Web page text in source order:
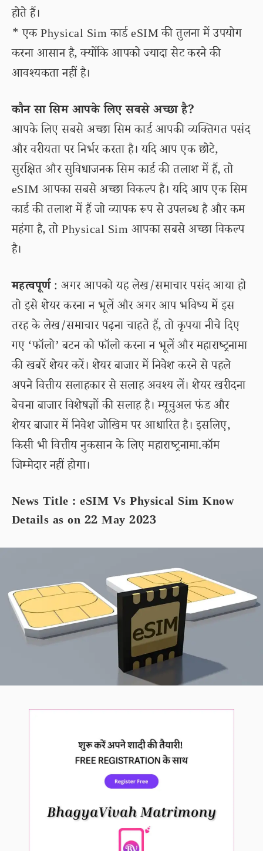
होते हैं।
* एक Physical Sim कार्ड eSIM की तुलना में उपयोग
करना आसान है, क्योंकि आपको ज्यादा सेट करने की
आवश्यकता नहीं है।
कौन सा सिम आपके लिए सबसे अच्छा है?
आपके लिए सबसे अच्छा सिम कार्ड आपकी व्यक्तिगत पसंद
और वरीयता पर निर्भर करता है। यदि आप एक छोटे,
सुरक्षित और सुविधाजनक सिम कार्ड की तलाश में हैं, तो
eSIM आपका सबसे अच्छा विकल्प है। यदि आप एक सिम
कार्ड की तलाश में हैं जो व्यापक रूप से उपलब्ध है और कम
महंगा है, तो Physical Sim आपका सबसे अच्छा विकल्प
है।
महत्वपूर्ण: अगर आपको यह लेख/समाचार पसंद आया हो
तो इसे शेयर करना न भूलें और अगर आप भविष्य में इस
तरह के लेख/समाचार पढ़ना चाहते हैं, तो कृपया नीचे दिए
गए ‘फॉलो’ बटन को फॉलो करना न भूलें और महाराष्ट्रनामा
की खबरें शेयर करें। शेयर बाजार में निवेश करने से पहले
अपने वित्तीय सलाहकार से सलाह अवश्य लें। शेयर खरीदना
बेचना बाजार विशेषज्ञों की सलाह है। म्यूचुअल फंड और
शेयर बाजार में निवेश जोखिम पर आधारित है। इसलिए,
किसी भी वित्तीय नुकसान के लिए महाराष्ट्रनामा.कॉम
जिम्मेदार नहीं होगा।
News Title : eSIM Vs Physical Sim Know
Details as on 22 May 2023